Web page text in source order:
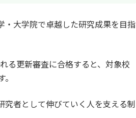
・大学院で卓越した研究成果を目指
る更新審査に合格すると、対象校
者として伸びていく人を支える制